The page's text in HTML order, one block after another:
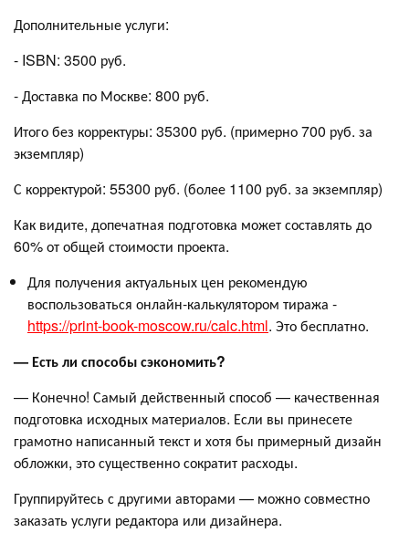
Дополнительные услуги:
- ISBN: 3500 руб.
- Доставка по Москве: 800 руб.
Итого без корректуры: 35300 руб. (примерно 700 руб. за
экземпляр)
С корректурой: 55300 руб. (более 1100 руб. за экземпляр)
Как видите, допечатная подготовка может составлять до
60% от общей стоимости проекта.
Для получения актуальных цен рекомендую
воспользоваться онлайн-калькулятором тиража -
https://print-book-moscow.ru/calc.html. Это бесплатно.
— Есть ли способы сэкономить?
— Конечно! Самый действенный способ — качественная
подготовка исходных материалов. Если вы принесете
грамотно написанный текст и хотя бы примерный дизайн
обложки, это существенно сократит расходы.
Группируйтесь с другими авторами — можно совместно
заказать услуги редактора или дизайнера.